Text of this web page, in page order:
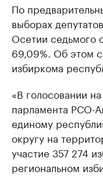
По
выборах
Осетии седьмого
69,09%. Об этом
избиркома
«В голосовании
парламента РСО-
единому
округу на
участие 357 274
региональном